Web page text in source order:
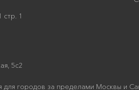
1
5с2
для городов за пределами Москвы и